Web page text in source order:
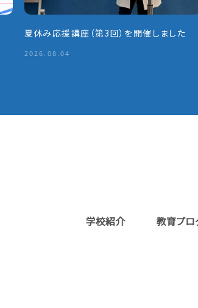
夏休み応援講座（第3回）を開催しました
2026.08.04
学校紹介 教育プロ